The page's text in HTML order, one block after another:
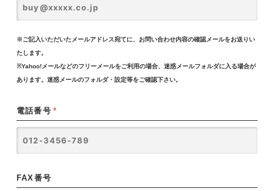
※ご記入いただいたメールアドレス宛てに、お問い合わせ内容の確認メールをお送りい
たします。
※Yahoo!メールなどのフリーメールをご利用の場合、迷惑メールフォルダに入る場合が
あります。迷惑メールのフォルダ・設定等をご確認下さい。
電話番号 *
FAX番号